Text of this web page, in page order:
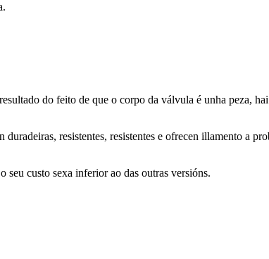
do feito de que o corpo da válvula é unha peza,
resistentes, resistentes e ofrecen illamento a
seu custo sexa inferior ao das outras versións.